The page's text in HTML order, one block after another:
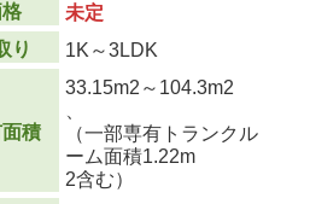
未定
り
1K～3LDK
積
33.15m2 ～104.3m2
（一部専有トランクル
ーム面積1.22m
2含む）